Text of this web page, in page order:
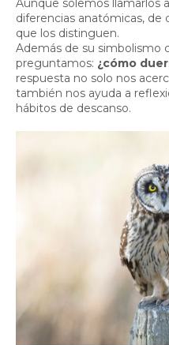
Aunque solemos llamarlos
diferencias anatómicas,
que los distinguen.
Además de su simbolismo
preguntamos: ¿cómo
respuesta no solo nos
también nos ayuda a
hábitos de descanso.